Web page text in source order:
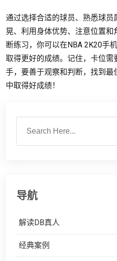
通过选择合适的球员、熟悉球
晃、利用身体优势、注意位置
断练习，你可以在NBA 2K20手
取得更好的成绩。记住，卡位
手，要善于观察和判断，找到
中取得好成绩！
导航
解读DB真人
经典案例